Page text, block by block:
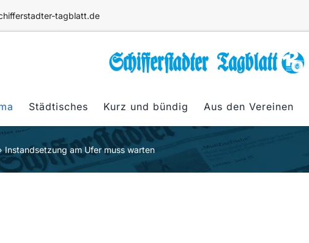
tagblatt.de
Städtisches Kurz und bündig Aus den Vereinen
Instandsetzung am Ufer muss warten